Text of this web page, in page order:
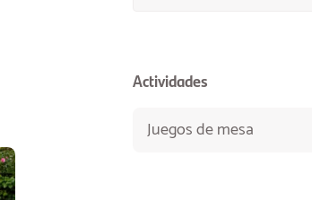
Actividades
Juegos de mesa